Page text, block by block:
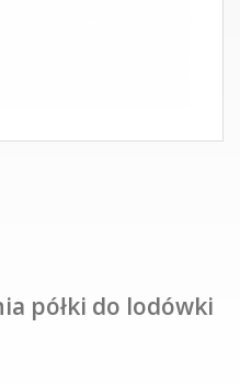
półki do lodówki